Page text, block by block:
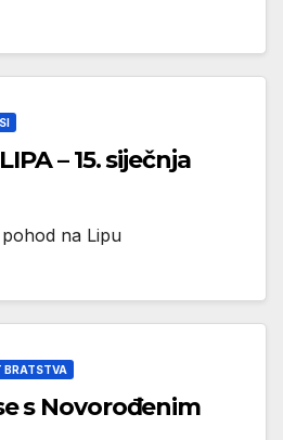
– 15. siječnja
na Lipu
BRATSTVA
s Novorođenim